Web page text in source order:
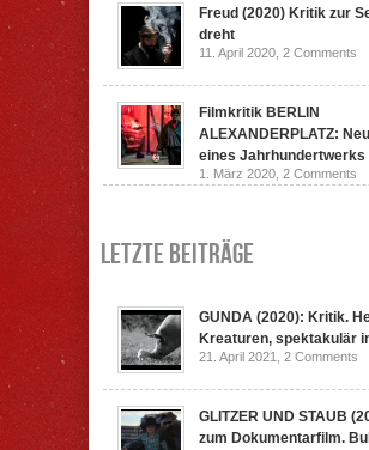
Freud (2020) Kritik zur
dreht
11. April 2020, 2 Comments
Filmkritik BERLIN
ALEXANDERPLATZ:
eines Jahrhundertwerks
1. März 2020, 2 Comments
Letzte Beiträge
GUNDA (2020): Kritik.
Kreaturen, spektakulär
21. April 2021, 2 Comments
GLITZER UND STAUB
zum Dokumentarfilm.